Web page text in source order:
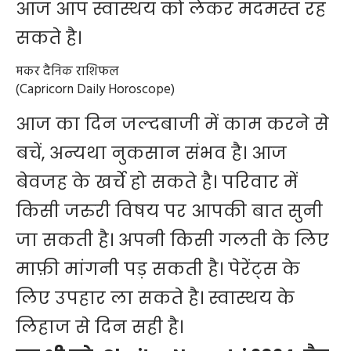
आज आप स्वास्थय को लेकर मदमस्त रह
सकते है।
मकर दैनिक राशिफल
(Capricorn Daily Horoscope)
आज का दिन जल्दबाजी में काम करने से
बचें, अन्यथा नुकसान संभव है। आज
बेवजह के खर्चे हो सकते है। परिवार में
किसी जरुरी विषय पर आपकी बात सुनी
जा सकती है। अपनी किसी गलती के लिए
माफ़ी मांगनी पड़ सकती है। पेरेंट्स के
लिए उपहार ला सकते है। स्वास्थय के
लिहाज से दिन सही है।